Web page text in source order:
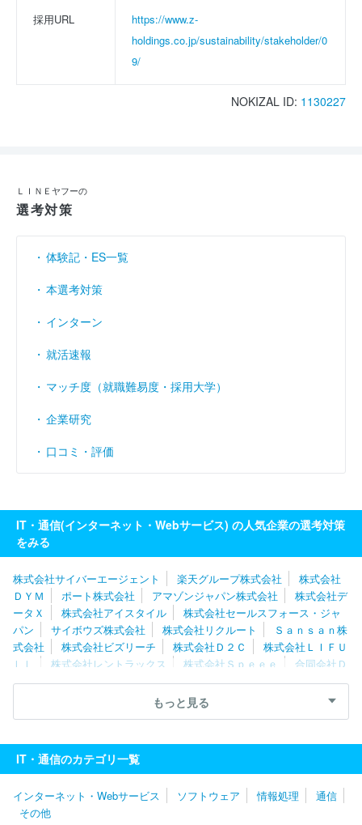
採用URL
https://www.z-
holdings.co.jp/sustainability/stakeholder/0
9/
NOKIZAL ID: 1130227
ＬＩＮＥヤフーの
選考対策
体験記・ES一覧
本選考対策
インターン
就活速報
マッチ度（就職難易度・採用大学）
企業研究
口コミ・評価
IT・通信(インターネット・Webサービス) の人気企業の選考対策
をみる
株式会社サイバーエージェント 楽天グループ株式会社
株式会社
ＤＹＭ
ポート株式会社 アマゾンジャパン株式会社
株式会社デ
ータＸ
株式会社アイスタイル
株式会社セールスフォース・ジャ
パン
サイボウズ株式会社 株式会社リクルート
Ｓａｎｓａｎ株
式会社
株式会社ビズリーチ 株式会社Ｄ２Ｃ
株式会社ＬＩＦＵ
ＬＬ
株式会社レントラックス 株式会社Ｓｐｅｅｅ
合同会社Ｄ
ＭＭ．ｃｏｍ
株式会社イプロス 株式会社ＭＩＸＩ
株式会社Ｗ
株式会社コロプラ
ヤフー株式会社
ト
フリービット株式会社 株式会社ナビタイムジャパン
株式会
社ディー・エル・イー
株式会社ギミック
Ｍｉｎｄ Ｇｒｏｕｐ株式会社
クルーズ株式会社
株式会社Ｇ
Ａ ｔｅｃｈｎｏｌｏｇｉｅｓ
もっと見る
IT・通信のカテゴリ一覧
インターネット・Webサービス ソフトウェア 情報処理
通信
その他